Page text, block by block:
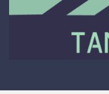
m